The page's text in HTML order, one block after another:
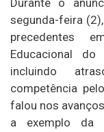
Durante o
segunda-feira
precedentes
Educacional
incluindo
competência
falou nos
a exemplo da